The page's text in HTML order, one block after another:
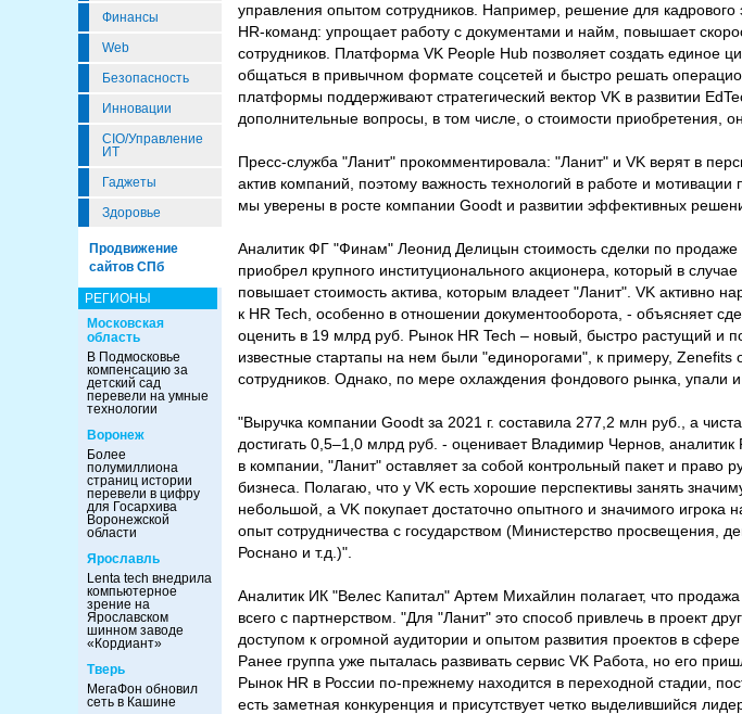
Финансы
Web
Безопасность
Инновации
CIO/Управление
ИТ
Гаджеты
Здоровье
Продвижение
сайтов СПб
РЕГИОНЫ
Московская
область
В Подмосковье
компенсацию за
детский сад
перевели на умные
технологии
Воронеж
Более
полумиллиона
страниц истории
перевели в цифру
для Госархива
Воронежской
области
Ярославль
Lenta tech внедрила
компьютерное
зрение на
Ярославском
шинном заводе
«Кордиант»
Тверь
МегаФон обновил
сеть в Кашине
управления опытом сотрудников. Например, решение для кадрового
HR-команд: упрощает работу с документами и найм, повышает
сотрудников. Платформа VK People Hub позволяет создать единое
общаться в привычном формате соцсетей и быстро решать
платформы поддерживают стратегический вектор VK в развитии
дополнительные вопросы, в том числе, о стоимости приобретения,
Пресс-служба "Ланит" прокомментировала: "Ланит" и VK верят в
актив компаний, поэтому важность технологий в работе и мотивации
мы уверены в росте компании Goodt и развитии эффективных
Аналитик ФГ "Финам" Леонид Делицын стоимость сделки по
приобрел крупного институционального акционера, который в
повышает стоимость актива, которым владеет "Ланит". VK активно
к HR Tech, особенно в отношении документооборота, - объясняет
оценить в 19 млрд руб. Рынок HR Tech – новый, быстро растущий и
известные стартапы на нем были "единорогами", к примеру,
сотрудников. Однако, по мере охлаждения фондового рынка, упали и
"Выручка компании Goodt за 2021 г. составила 277,2 млн руб., а
достигать 0,5–1,0 млрд руб. - оценивает Владимир Чернов,
в компании, "Ланит" оставляет за собой контрольный пакет и право
бизнеса. Полагаю, что у VK есть хорошие перспективы занять
небольшой, а VK покупает достаточно опытного и значимого
опыт сотрудничества с государством (Министерство просвещения,
Роснано и т.д.)".
Аналитик ИК "Велес Капитал" Артем Михайлин полагает, что
всего с партнерством. "Для "Ланит" это способ привлечь в проект
доступом к огромной аудитории и опытом развития проектов в
Ранее группа уже пыталась развивать сервис VK Работа, но его
Рынок HR в России по-прежнему находится в переходной стадии,
есть заметная конкуренция и присутствует четко выделившийся